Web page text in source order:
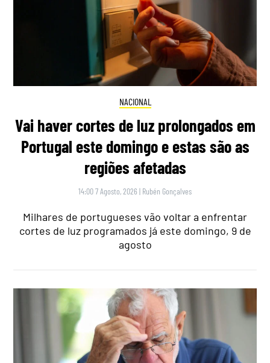
NACIONAL
Vai haver cortes de luz prolongados em
Portugal este domingo e estas são as
regiões afetadas
14:00 7 Agosto, 2026 | Rubén Gonçalves
Milhares de portugueses vão voltar a enfrentar
cortes de luz programados já este domingo, 9 de
agosto